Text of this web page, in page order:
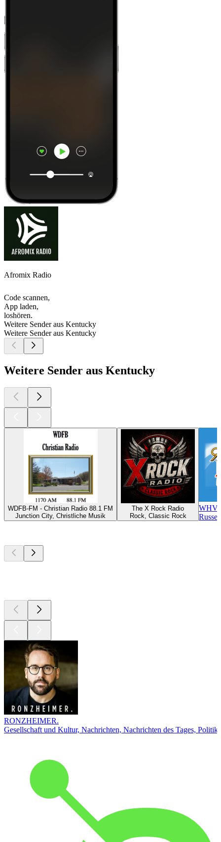
Afromix Radio
Code scannen,
App laden,
loshören.
Weitere Sender aus Kentucky
Weitere Sender aus Kentucky
Weitere Sender aus Kentucky
WDFB-FM - Christian Radio 88.1 FM
Junction City, Christliche Musik
The X Rock Radio
Rock, Classic Rock
RONZHEIMER.
Gesellschaft und Kultur, Nachrichten, Nachrichten des Tages, Politik